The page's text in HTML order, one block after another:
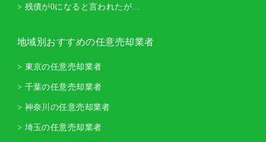
> 残債が0になると言われたが…
地域別おすすめの任意売却業者
> 東京の任意売却業者
> 千葉の任意売却業者
> 神奈川の任意売却業者
> 埼玉の任意売却業者